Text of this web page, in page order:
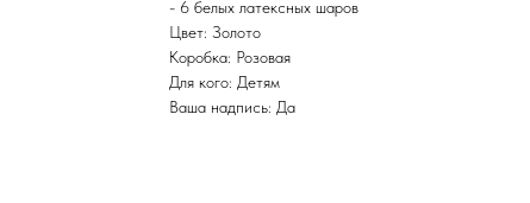
- 6 белых латексных шаров
Цвет: Золото
Коробка: Розовая
Для кого: Детям
Ваша надпись: Да